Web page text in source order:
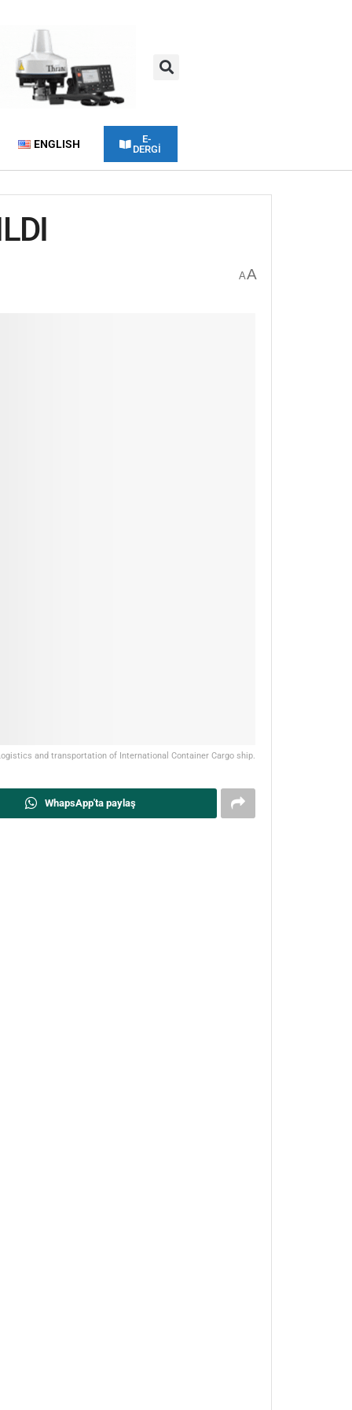
ENGLISH
E-
DERGİ
AA
and transportation of International Container Cargo ship.
WhapsApp'ta paylaş